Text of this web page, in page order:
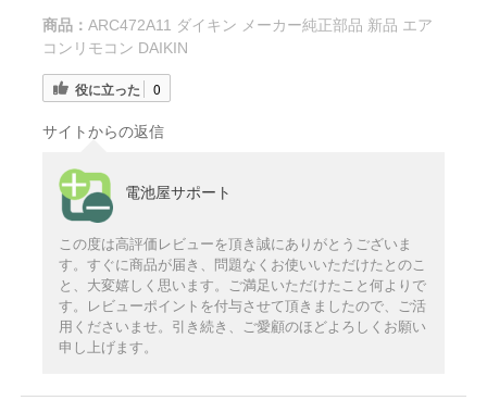
商品： ARC472A11 ダイキン メーカー純正部品 新品 エア
コンリモコン DAIKIN
役に立った 0
サイトからの返信
電池屋サポート
この度は高評価レビューを頂き誠にありがとうございま
す。すぐに商品が届き、問題なくお使いいただけたとのこ
と、大変嬉しく思います。ご満足いただけたこと何よりで
す。レビューポイントを付与させて頂きましたので、ご活
用くださいませ。引き続き、ご愛顧のほどよろしくお願い
申し上げます。